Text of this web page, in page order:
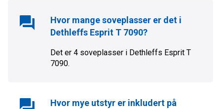
Hvor mange soveplasser er det i
Dethleffs Esprit T 7090?
Det er 4 soveplasser i Dethleffs Esprit T
7090.
Hvor mye utstyr er inkludert på